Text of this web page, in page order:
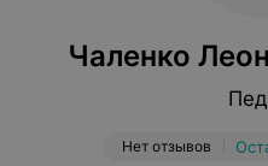
Чаленко
Нет отзывов